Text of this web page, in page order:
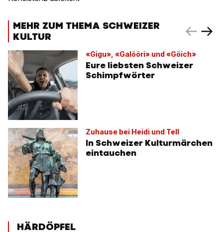
MEHR ZUM THEMA SCHWEIZER
KULTUR
«Gigu», «Galööri» und «Göich»
Eure liebsten Schweizer
Schimpfwörter
Zuhause bei Heidi und Tell
In Schweizer Kulturmärchen
eintauchen
HÄRDÖPFEL